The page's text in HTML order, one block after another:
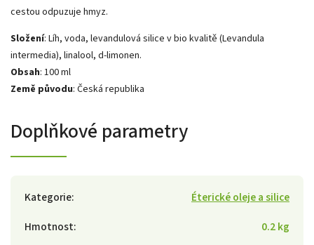
cestou odpuzuje hmyz.
Složení: Líh, voda, levandulová silice v bio kvalitě (Levandula
intermedia), linalool, d-limonen.
Obsah: 100 ml
Země původu: Česká republika
Doplňkové parametry
Kategorie:
Éterické oleje a silice
Hmotnost:
0.2 kg